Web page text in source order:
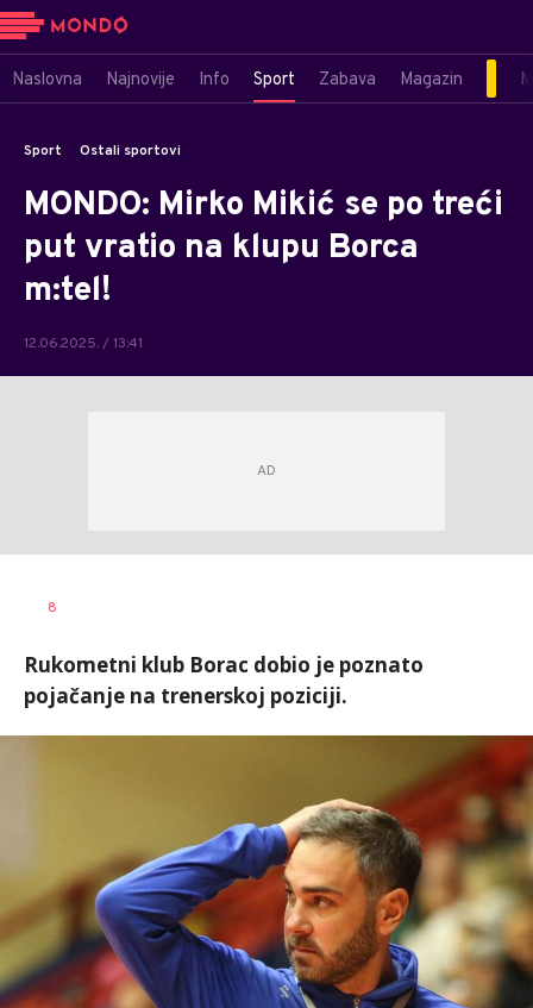
Naslovna Najnovije Info Sport Zabava Magazin
Sport Ostali sportovi
MONDO: Mirko Mikić se po treći
put vratio na klupu Borca
m:tel!
12.06.2025. / 13:41
AUTOR
8
Rukometni klub Borac dobio je poznato
pojačanje na trenerskoj poziciji.